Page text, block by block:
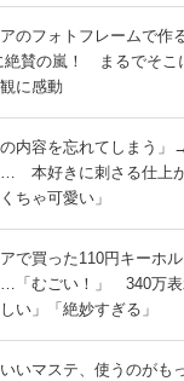
のフォトフレームで作
絶賛の嵐！ まるでそこ
に感動
の内容を忘れてしまう」
本好きに刺さる仕上
ちゃ可愛い」
で買った110円キーホ
「むごい！」 340万表
い」「絶妙すぎる」
いマステ、使うのが